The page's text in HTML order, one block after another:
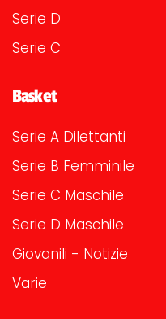
Serie D
Serie C
Basket
Serie A Dilettanti
Serie B Femminile
Serie C Maschile
Serie D Maschile
Giovanili - Notizie
Varie